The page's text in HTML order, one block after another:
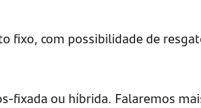
fixo, com possibilidade de
fixada ou híbrida. Falaremos